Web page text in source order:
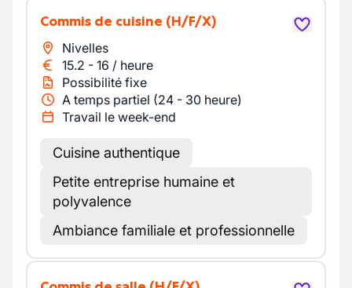
Commis de cuisine (H/F/X)
Nivelles
15.2 - 16 / heure
Possibilité fixe
A temps partiel (24 - 30 heure)
Travail le week-end
Cuisine authentique
Petite entreprise humaine et
polyvalence
Ambiance familiale et professionnelle